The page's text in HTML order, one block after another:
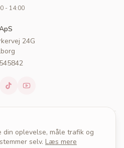
oplevelse, måle trafik og
selv. Læs mere
- 14:00
24G